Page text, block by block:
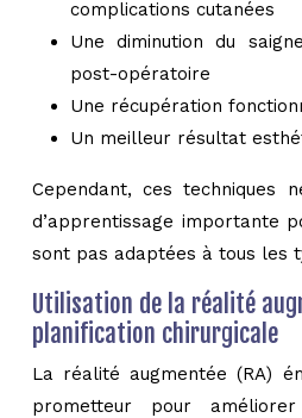
complications cutanées
Une diminution du
post-opératoire
Une récupération
Un meilleur résultat
Cependant, ces techniques
d’apprentissage importante
sont pas adaptées à tous les
Utilisation de la réalité
planification chirurgicale
La réalité augmentée (RA)
prometteur pour